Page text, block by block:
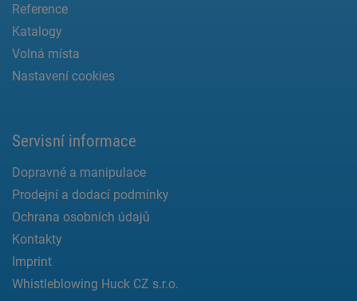
Reference
Katalogy
Volná místa
Nastavení cookies
Servisní informace
Dopravné a manipulace
Prodejní a dodací podmínky
Ochrana osobních údajů
Kontakty
Imprint
Whistleblowing Huck CZ s.r.o.